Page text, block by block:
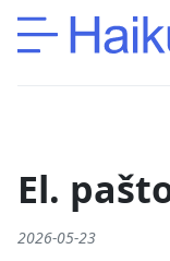
El.
2026-05-23